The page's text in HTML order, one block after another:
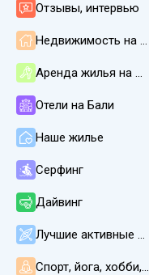
Отзывы, интервью
Недвижимость на Бали
Аренда жилья на Бали
Отели на Бали
Наше жилье
Серфинг
Дайвинг
Лучшие активные развлечения
Спорт, йога, хобби, СПА, массаж